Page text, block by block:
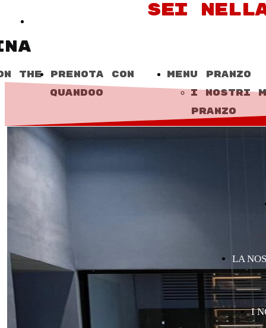
SEI
THE
PRENOTA CON
QUANDOO
MENU PRANZO
I NOSTRI
PRANZO
LA
I